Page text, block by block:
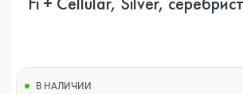
В НАЛИЧИИ